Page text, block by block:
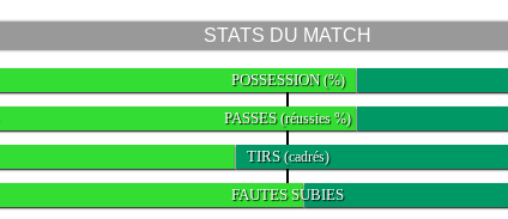
STATS DU MATCH
POSSESSION(%)
PASSES(réussies %)
TIRS(cadrés)
FAUTES SUBIES